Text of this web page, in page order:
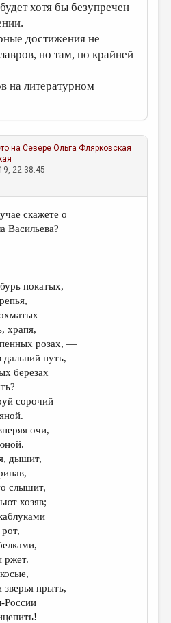
хотя бы безупречен
достижения не
но там, по крайней
на литературном
на Севере Ольга Флярковская
22:38:45
скажете о
Васильева?
покатых,
храпя,
розах, —
дальний путь,
березах
сорочий
очи,
дышит,
слышит,
хозяв;
ржет.
зверья прыть,
России